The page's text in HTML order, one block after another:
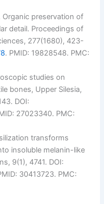
Organic preservation of
detail. Proceedings of
, 277(1680), 423-
. PMID: 19828548. PMC:
studies on
bones, Upper Silesia,
DOI:
27023340. PMC:
transforms
insoluble melanin-like
, 9(1), 4741. DOI:
30413723. PMC: